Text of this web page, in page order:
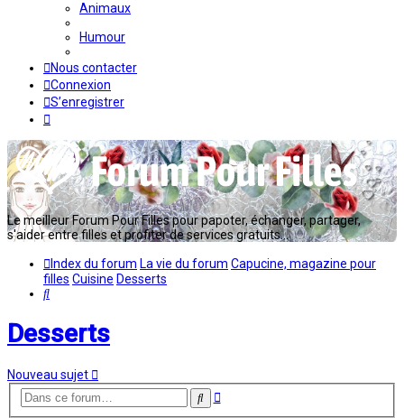
Animaux
Humour
Nous contacter
Connexion
S’enregistrer
Le meilleur Forum Pour Filles pour papoter, échanger, partager,
s'aider entre filles et profiter de services gratuits...
Index du forum La vie du forum Capucine, magazine pour
filles Cuisine Desserts
Rechercher
Desserts
Nouveau sujet
Rechercher
Recherche